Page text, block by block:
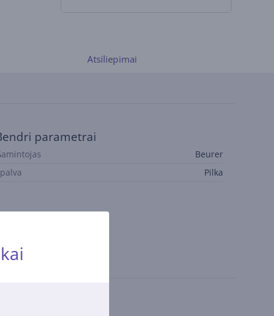
Atsiliepimai
parametrai
Beurer
Pilka